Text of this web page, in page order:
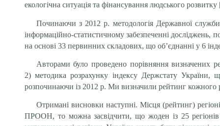
екологічна ситуація та фінансування людського
Починаючи з 2012 р. методологія Державної
інфор­маційно-статистичному забезпеченні досліджень,
на основі 33 первинних складових, що об’єднанні у 6
Авторами було проведено порівняння визначених
2) методика розрахунку індексу Держстату України,
розпочинаючи із 2012 р. Ми визначили рейтинг кожного
Отримані висновки наступні. Місця (рейтинг)
ПРООН, то можна засвідчити, що жоден із 25